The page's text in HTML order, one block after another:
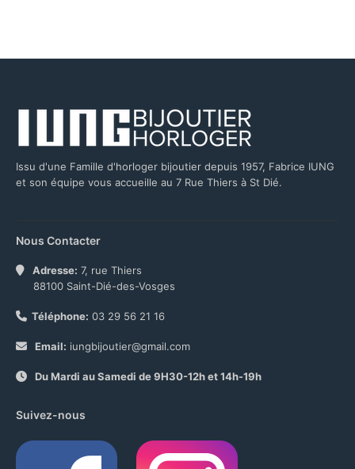
Issu d'une Famille d'horloger bijoutier depuis 1957, Fabrice IUNG
et son équipe vous accueille au 7 Rue Thiers à St Dié.
Nous Contacter
Adresse: 7, rue Thiers
88100 Saint-Dié-des-Vosges
Téléphone: 03 29 56 21 16
Email: iungbijoutier@gmail.com
Du Mardi au Samedi de 9H30-12h et 14h-19h
Suivez-nous